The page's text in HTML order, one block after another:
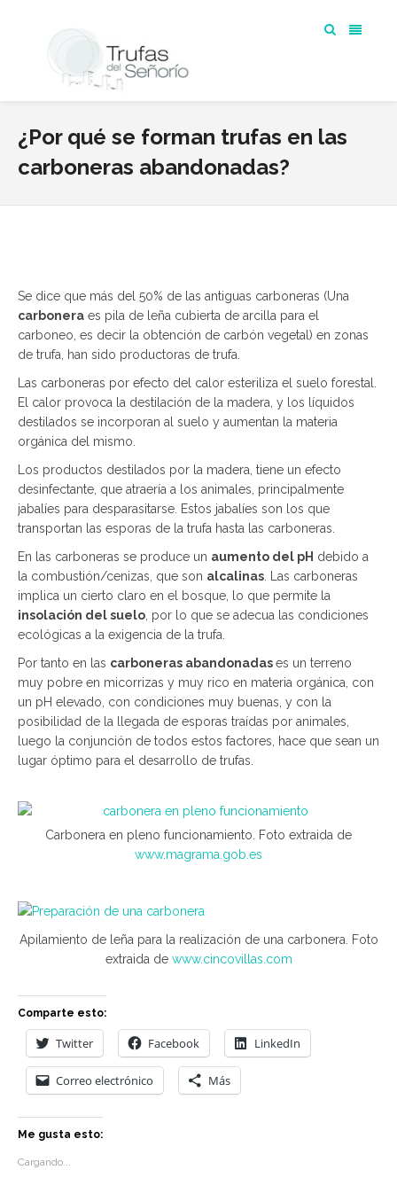
¿Por qué se forman trufas en las
carboneras abandonadas?
Se dice que más del 50% de las antiguas carboneras (Una
carbonera es pila de leña cubierta de arcilla para el
carboneo, es decir la obtención de carbón vegetal) en zonas
de trufa, han sido productoras de trufa.
Las carboneras por efecto del calor esteriliza el suelo forestal.
El calor provoca la destilación de la madera, y los líquidos
destilados se incorporan al suelo y aumentan la materia
orgánica del mismo.
Los productos destilados por la madera, tiene un efecto
desinfectante, que atraería a los animales, principalmente
jabalíes para desparasitarse. Estos jabalíes son los que
transportan las esporas de la trufa hasta las carboneras.
En las carboneras se produce un aumento del pH debido a
la combustión/cenizas, que son alcalinas . Las carboneras
implica un cierto claro en el bosque, lo que permite la
insolación del suelo , por lo que se adecua las condiciones
ecológicas a la exigencia de la trufa.
Por tanto en las carboneras abandonadases un terreno
muy pobre en micorrizas y muy rico en materia orgánica, con
un pH elevado, con condiciones muy buenas, y con la
posibilidad de la llegada de esporas traídas por animales,
luego la conjunción de todos estos factores, hace que sean un
lugar óptimo para el desarrollo de trufas.
Carbonera en pleno funcionamiento. Foto extraida de
www.magrama.gob.es
Apilamiento de leña para la realización de una carbonera. Foto
extraida de www.cincovillas.com
Comparte esto:
Twitter Facebook LinkedIn
Correo electrónico Más
Me gusta esto:
Cargando...